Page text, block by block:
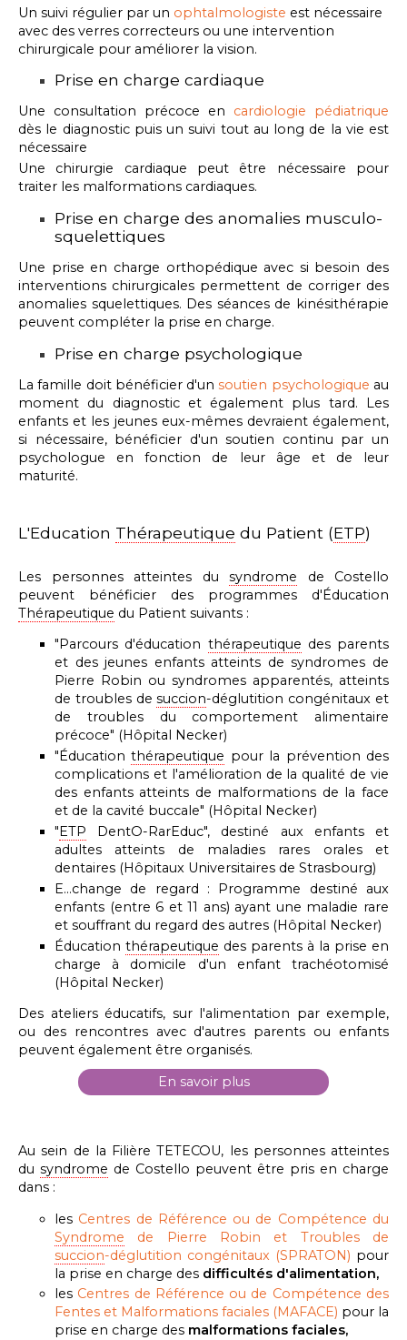
Un suivi régulier par un ophtalmologiste est nécessaire
avec des verres correcteurs ou une intervention
chirurgicale pour améliorer la vision.
Prise en charge cardiaque
Une consultation précoce en cardiologie pédiatrique
dès le diagnostic puis un suivi tout au long de la vie est
nécessaire
Une chirurgie cardiaque peut être nécessaire pour
traiter les malformations cardiaques.
Prise en charge des anomalies musculo-
squelettiques
Une prise en charge orthopédique avec si besoin des
interventions chirurgicales permettent de corriger des
anomalies squelettiques. Des séances de kinésithérapie
peuvent compléter la prise en charge.
Prise en charge psychologique
La famille doit bénéficier d'unsoutien psychologique au
moment du diagnostic et également plus tard. Les
enfants et les jeunes eux-mêmes devraient également,
si nécessaire, bénéficier d'un soutien continu par un
psychologue en fonction de leur âge et de leur
maturité.
L'Education Thérapeutique du Patient (ETP)
Les personnes atteintes du syndrome de Costello
peuvent bénéficier des programmes d'Éducation
Thérapeutique du Patient suivants :
"Parcours d'éducation thérapeutique des parents
et des jeunes enfants atteints de syndromes de
Pierre Robin ou syndromes apparentés, atteints
de troubles desuccion-déglutition congénitaux et
de troubles du comportement alimentaire
précoce" (Hôpital Necker)
"Éducationthérapeutique pour la prévention des
complications et l'amélioration de la qualité de vie
des enfants atteints de malformations de la face
et de la cavité buccale" (Hôpital Necker)
"ETP DentO-RarEduc", destiné aux enfants et
adultes atteints de maladies rares orales et
dentaires (Hôpitaux Universitaires de Strasbourg)
E...change de regard : Programme destiné aux
enfants (entre 6 et 11 ans) ayant une maladie rare
et souffrant du regard des autres (Hôpital Necker)
Éducation thérapeutique des parents à la prise en
charge à domicile d'un enfant trachéotomisé
(Hôpital Necker)
Des ateliers éducatifs, sur l'alimentation par exemple,
ou des rencontres avec d'autres parents ou enfants
peuvent également être organisés.
En savoir plus
Au sein de la Filière TETECOU, les personnes atteintes
du syndrome de Costello peuvent être pris en charge
dans :
les Centres de Référence ou de Compétence du
Syndrome de Pierre Robin et Troubles de
succion-déglutition congénitaux (SPRATON) pour
la prise en charge des difficultés d'alimentation,
les Centres de Référence ou de Compétence des
Fentes et Malformations faciales (MAFACE) pour la
prise en charge des malformations faciales,